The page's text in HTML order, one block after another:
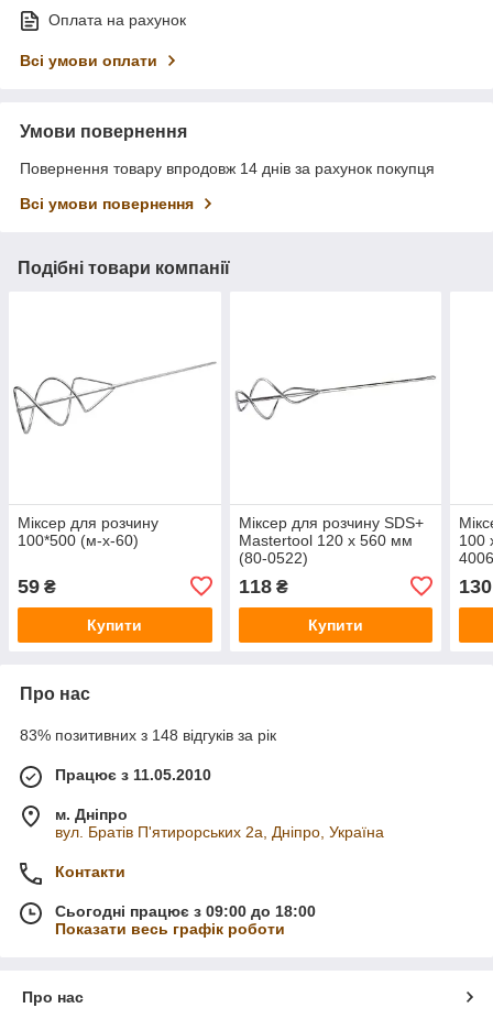
Оплата на рахунок
Всі умови оплати
Умови повернення
Повернення товару впродовж 14 днів за рахунок покупця
Всі умови повернення
Подібні товари компанії
Міксер для розчину
100*500 (м-х-60)
59 ₴
Купити
Міксер для розчину SDS+
Mastertool 120 x 560 мм
(80-0522)
118₴
Купити
100
130
Про нас
83% позитивних з 148 відгуків за рік
Працює з 11.05.2010
м. Дніпро
вул. Братів П'ятирорських 2а, Дніпро, Україна
Контакти
Сьогодні працює з 09:00 до 18:00
Показати весь графік роботи
Про нас